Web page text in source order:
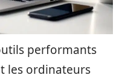
performants
les ordinateurs